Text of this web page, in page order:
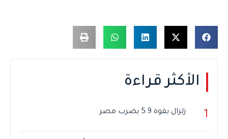
الأكثر قراءة
1 زلزال بقوة 5.9 يضرب مصر